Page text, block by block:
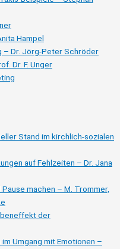
Hampel
– Dr. Jörg-Peter Schröder
Dr. F. Unger
Stand im kirchlich-sozialen
auf Fehlzeiten – Dr. Jana
machen – M. Trommer,
der
Umgang mit Emotionen –